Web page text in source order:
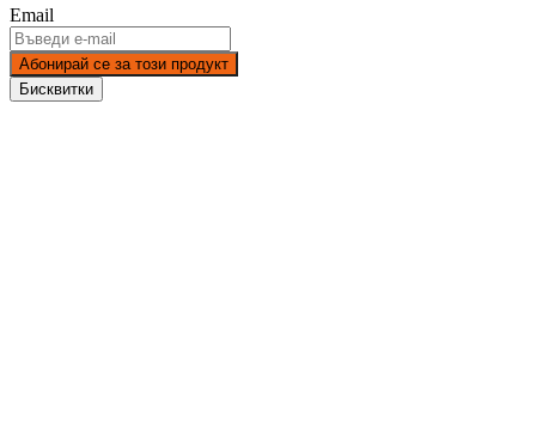
Email
Абонирай се за този продукт
Бисквитки